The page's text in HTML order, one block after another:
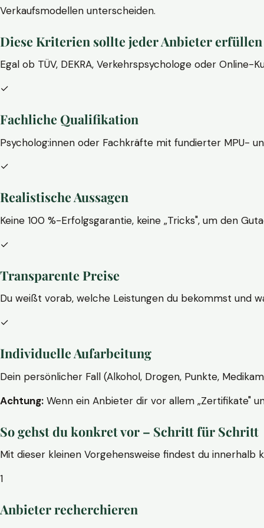
Verkaufsmodellen unterscheiden.
Diese Kriterien sollte jeder Anbieter erfüllen
Egal ob TÜV, DEKRA, Verkehrspsychologe oder
✓
Fachliche Qualifikation
Psycholog:innen oder Fachkräfte mit fundierter MPU-
✓
Realistische Aussagen
Keine 100 %-Erfolgsgarantie, keine „Tricks", um den
✓
Transparente Preise
Du weißt vorab, welche Leistungen du bekommst und
✓
Individuelle Aufarbeitung
Dein persönlicher Fall (Alkohol, Drogen, Punkte,
Achtung: Wenn ein Anbieter dir vor allem „Zertifikate"
So gehst du konkret vor – Schritt für Schritt
Mit dieser kleinen Vorgehensweise findest du
1
Anbieter recherchieren